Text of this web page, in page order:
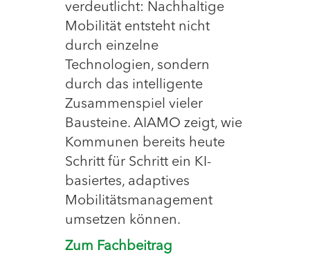
verdeutlicht: Nachhaltige
Mobilität entsteht nicht
durch einzelne
Technologien, sondern
durch das intelligente
Zusammenspiel vieler
Bausteine. AIAMO zeigt, wie
Kommunen bereits heute
Schritt für Schritt ein KI-
basiertes, adaptives
Mobilitätsmanagement
umsetzen können.
Zum Fachbeitrag